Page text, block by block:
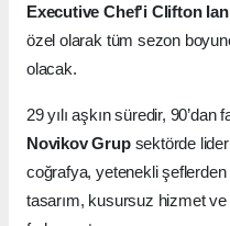
Executive Chef'i Clifton
özel olarak tüm sezon
olacak.
29 yılı aşkın süredir, 90’dan
Novikov Grupsektörde
coğrafya, yetenekli
tasarım, kusursuz hizmet ve